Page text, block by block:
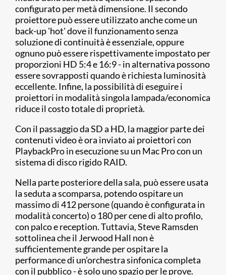
configurato per metà dimensione. Il secondo
proiettore può essere utilizzato anche come un
back-up 'hot' dove il funzionamento senza
soluzione di continuità è essenziale, oppure
ognuno può essere rispettivamente impostato per
proporzioni HD 5:4 e 16:9 - in alternativa possono
essere sovrapposti quando è richiesta luminosità
eccellente. Infine, la possibilità di eseguire i
proiettori in modalità singola lampada/economica
riduce il costo totale di proprietà.
Con il passaggio da SD a HD, la maggior parte dei
contenuti video è ora inviato ai proiettori con
PlaybackPro in esecuzione su un Mac Pro con un
sistema di disco rigido RAID.
Nella parte posteriore della sala, può essere usata
la seduta a scomparsa, potendo ospitare un
massimo di 412 persone (quando è configurata in
modalità concerto) o 180 per cene di alto profilo,
con palco e reception. Tuttavia, Steve Ramsden
sottolinea che il Jerwood Hall non è
sufficientemente grande per ospitare la
performance di un’orchestra sinfonica completa
con il pubblico - è solo uno spazio per le prove.